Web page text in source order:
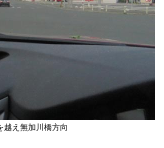
越え無加川橋方向